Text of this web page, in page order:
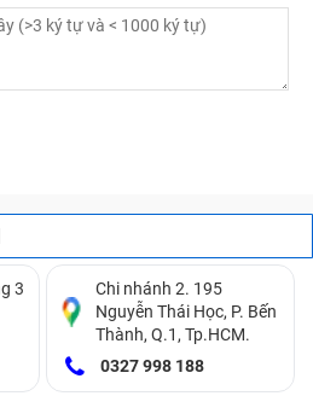
bạn đi kiểm tra khi gặp các
không có dấu hiệu điện được
3
Chi nhánh 2. 195
Nguyễn Thái Học, P. Bến
Thành, Q.1, Tp.HCM.
0327 998 188